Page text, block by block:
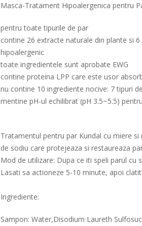
Masca-Tratament Hipoalergenica pentru
pentru toate tipurile de par
contine 26 extracte naturale din plante si
hipoalergenic
toate ingredientele sunt aprobate EWG
contine proteina LPP care este usor
nu contine 10 ingrediente nocive: 7 tipuri
mentine pH-ul echilibrat (pH 3.5~5.5)
Tratamentul pentru par Kundal cu miere
de sodiu care protejeaza si restaureaza
Mod de utilizare: Dupa ce iti speli parul cu
Lasati sa actioneze 5-10 minute, apoi
Ingrediente:
Sampon: Water,Disodium Laureth